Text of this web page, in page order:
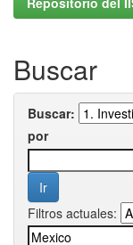
Buscar
Buscar:
por
Filtros actuales: